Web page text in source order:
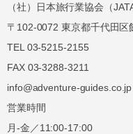
（社）日本旅行業協会（
〒102-0072 東京都千代田
TEL 03-5215-2155
FAX 03-3288-3211
info@adventure-guides.co.jp
営業時間
月-金／11:00-17:00